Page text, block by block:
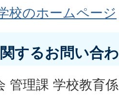
校のホームページ
するお問い合
管理課 学校教育係